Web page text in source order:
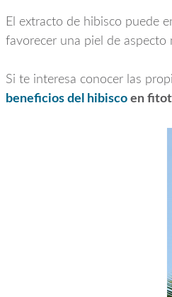
El extracto de hibisco puede
favorecer una piel de
Si te interesa conocer las
beneficios del hibisco en